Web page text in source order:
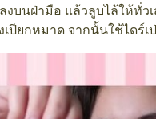
งบนฝ่ามือ แล้วลูบไล้ให้ทั่ว
เปียกหมาด จากนั้นใช้ไดร์เ